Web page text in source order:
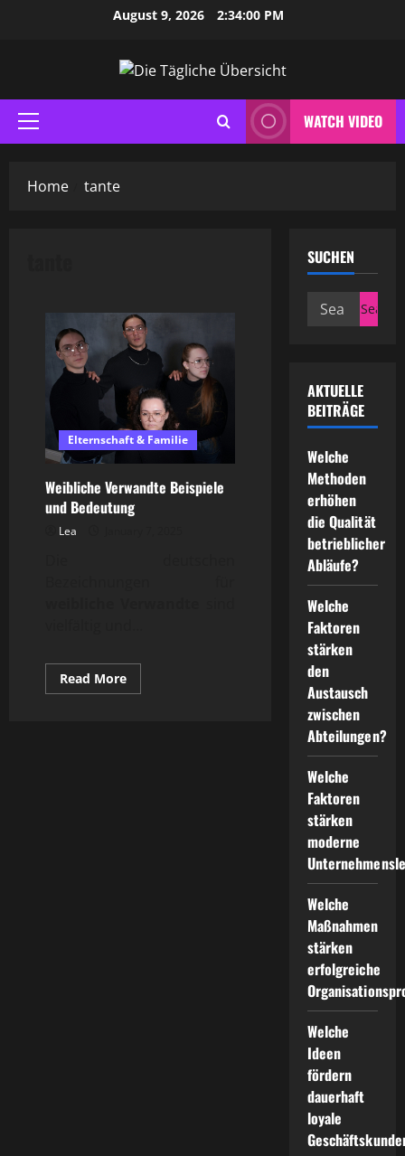
August 9, 2026 2:34:01 PM
Primary
Menu
WATCH VIDEO
Home tante
Elternschaft & Familie
Weibliche Verwandte Beispiele
und Bedeutung
Lea
Read MoreRead
more
SUCHEN
Search
AKTUELLE
BEITRÄGE
Welche
Methoden
erhöhen
die Qualität
betrieblicher
Abläufe?
Welche
Faktoren
stärken
den
Austausch
zwischen
Abteilungen?
Welche
Faktoren
stärken
moderne
Welche
Maßnahmen
stärken
erfolgreiche
Welche
Ideen
fördern
dauerhaft
loyale